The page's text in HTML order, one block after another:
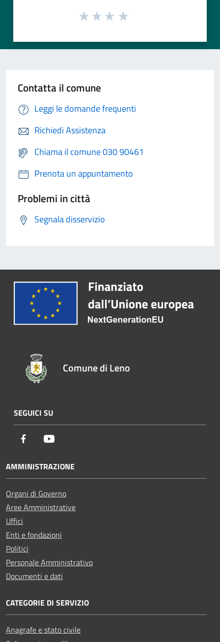
Contatta il comune
Leggi le domande frequenti
Richiedi Assistenza
Chiama il comune 030 90461
Prenota un appuntamento
Problemi in città
Segnala disservizio
Comune di Leno
SEGUICI SU
Facebook
AMMINISTRAZIONE
Organi di Governo
Aree Amministrative
Uffici
Enti e fondazioni
Politici
Personale Amministrativo
Documenti e dati
CATEGORIE DI SERVIZIO
Anagrafe e stato civile